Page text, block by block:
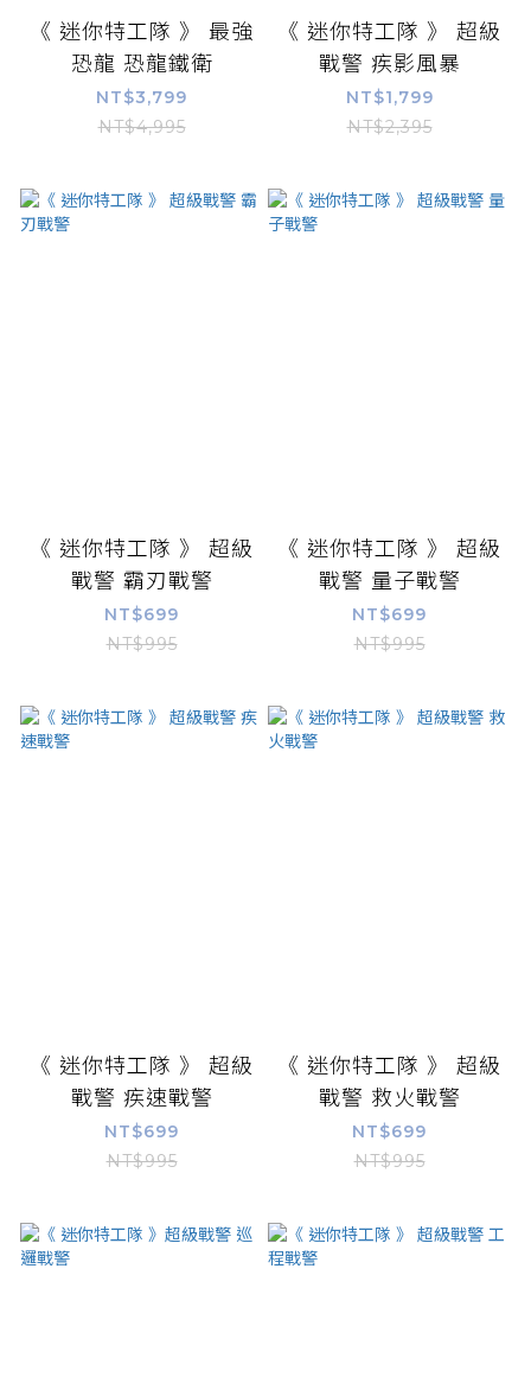
《 迷你特工隊 》 最強
恐龍 恐龍鐵衛
NT$3,799
NT$4,995
《 迷你特工隊 》 超級
戰警 疾影風暴
NT$1,799
NT$2,395
《 迷你特工隊 》 超級
戰警 霸刃戰警
NT$699
NT$995
《 迷你特工隊 》 超級
戰警 量子戰警
NT$699
NT$995
《 迷你特工隊 》 超級
戰警 疾速戰警
NT$699
NT$995
《 迷你特工隊 》 超級
戰警 救火戰警
NT$699
NT$995